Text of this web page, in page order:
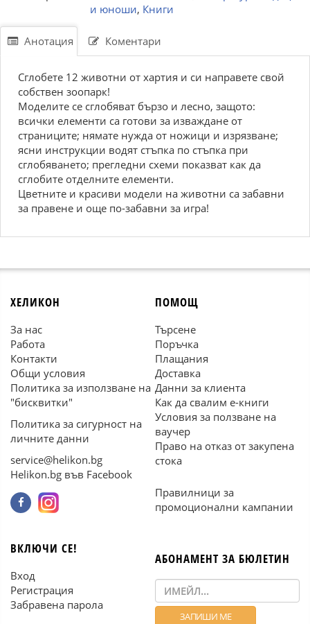
и юноши, Книги
Анотация Коментари
Сглобете 12 животни от хартия и си направете свой
собствен зоопарк!
Моделите се сглобяват бързо и лесно, защото:
всички елементи са готови за изваждане от
страниците; нямате нужда от ножици и изрязване;
ясни инструкции водят стъпка по стъпка при
сглобяването; прегледни схеми показват как да
сглобите отделните елементи.
Цветните и красиви модели на животни са забавни
за правене и още по-забавни за игра!
ХЕЛИКОН
За нас
Работа
Контакти
Общи условия
Политика за използване на
"бисквитки"
Политика за сигурност на
личните данни
service@helikon.bg
Helikon.bg във Facebook
ПОМОЩ
Търсене
Поръчка
Плащания
Доставка
Данни за клиента
Как да свалим е-книги
Условия за ползване на
ваучер
Право на отказ от закупена
стока
Правилници за
промоционални кампании
ВКЛЮЧИ СЕ!
Вход
Регистрация
Забравена парола
АБОНАМЕНТ ЗА БЮЛЕТИН